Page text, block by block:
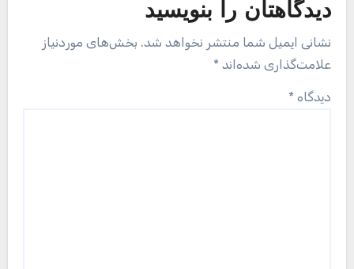
دیدگاهتان را بنویسید
نشانی ایمیل شما منتشر نخواهد شد. بخش‌های موردنیاز
علامت‌گذاری شده‌اند *
دیدگاه *